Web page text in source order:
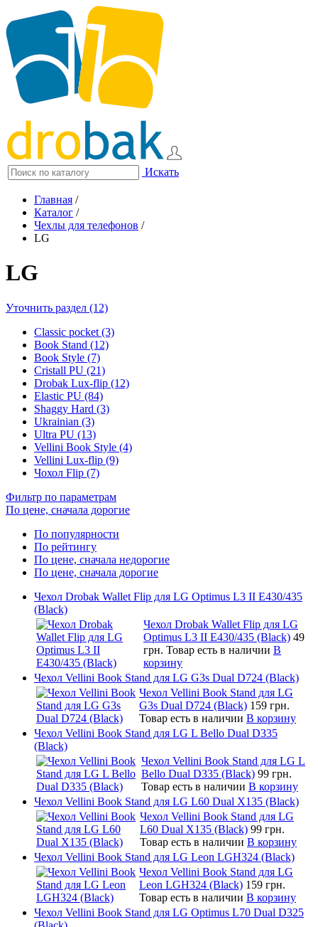
Искать
Главная /
Каталог /
Чехлы для телефонов /
LG
LG
Уточнить раздел (12)
Classic pocket (3)
Book Stand (12)
Book Style (7)
Cristall PU (21)
Drobak Lux-flip (12)
Elastic PU (84)
Shaggy Hard (3)
Ukrainian (3)
Ultra PU (13)
Vellini Book Style (4)
Vellini Lux-flip (9)
Чохол Flip (7)
Фильтр по параметрам
По цене, сначала дорогие
По популярности
По рейтингу
По цене, сначала недорогие
По цене, сначала дорогие
Чехол Drobak Wallet Flip для LG Optimus L3 II E430/435
(Black)
Чехол Drobak Wallet Flip для LG
Optimus L3 II E430/435 (Black) 49
грн. Товар есть в наличии В
корзину
Чехол Vellini Book Stand для LG G3s Dual D724 (Black)
Чехол Vellini Book Stand для LG
G3s Dual D724 (Black) 159 грн.
Товар есть в наличии В корзину
Чехол Vellini Book Stand для LG L Bello Dual D335
(Black)
Чехол Vellini Book Stand для LG L
Bello Dual D335 (Black) 99 грн.
Товар есть в наличии В корзину
Чехол Vellini Book Stand для LG L60 Dual X135 (Black)
Чехол Vellini Book Stand для LG
L60 Dual X135 (Black) 99 грн.
Товар есть в наличии В корзину
Чехол Vellini Book Stand для LG Leon LGH324 (Black)
Чехол Vellini Book Stand для LG
Leon LGH324 (Black) 159 грн.
Товар есть в наличии В корзину
Чехол Vellini Book Stand для LG Optimus L70 Dual D325